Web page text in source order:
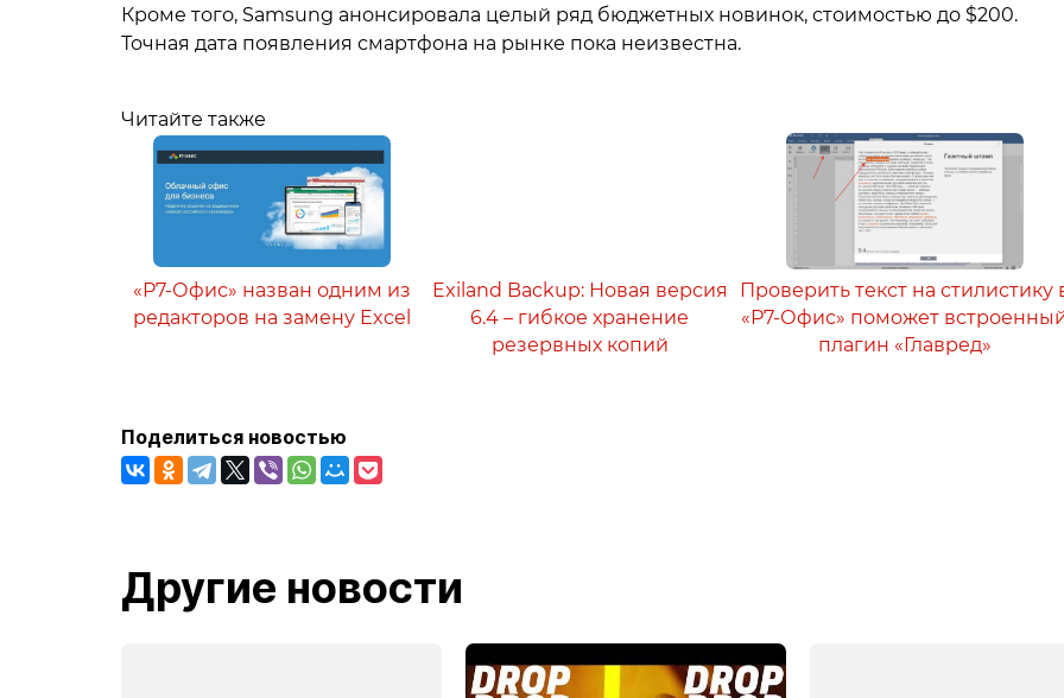
Кроме того, Samsung анонсировала целый ряд бюджетных новинок, стоимостью до $200.
Точная дата появления смартфона на рынке пока неизвестна.
Читайте также
«Р7-Офис» назван одним из
редакторов на замену Excel
Exiland Backup: Новая версия
6.4 – гибкое хранение
резервных копий
Проверить текст на стилистику
«Р7-Офис» поможет
плагин «Главред»
Поделиться новостью
Другие новости